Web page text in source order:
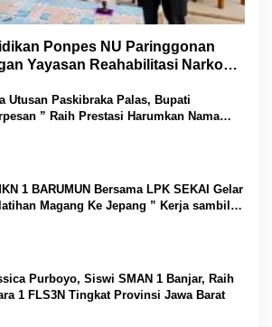
Ponpes NU Paringgonan
Yayasan Reahabilitasi Narkoba
Utusan Paskibraka Palas, Bupati
” Raih Prestasi Harumkan Nama
1 BARUMUN Bersama LPK SEKAI Gelar
Magang Ke Jepang ” Kerja sambil
Purboyo, Siswi SMAN 1 Banjar, Raih
1 FLS3N Tingkat Provinsi Jawa Barat